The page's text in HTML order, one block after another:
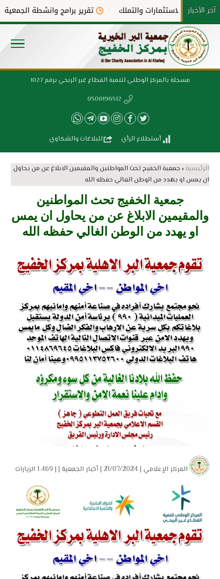
آخر الأخبارالاستثمارات والتملك تقرير برامج وانشطة الجمعية لعام
مسجلة بالمركز الوطني لتنمية القطاع غير الربحي برقم 1027
0500196512
أستطلاع الرأي للبلاغات والشكاوي
الرئيسية » جمعية الخفيج تحث المواطنين والمقيمين الابلاغ عن من يحاول
ان يمس او يهدد من الوطن الغالي حفظه الله
جمعية الخفيج تحث المواطنين
والمقيمين الابلاغ عن من يحاول ان يمس
او يهدد من الوطن الغالي حفظه الله
المركز الإعلامي | 21/07/2024 | أخبار الجمعية | | 1٬469 الزيارات